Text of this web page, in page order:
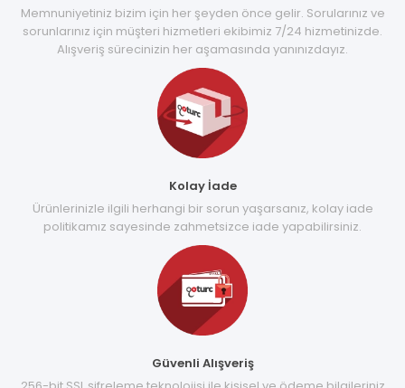
Memnuniyetiniz bizim için her şeyden önce gelir. Sorularınız ve
sorunlarınız için müşteri hizmetleri ekibimiz 7/24 hizmetinizde.
Alışveriş sürecinizin her aşamasında yanınızdayız.
Kolay İade
Ürünlerinizle ilgili herhangi bir sorun yaşarsanız, kolay iade
politikamız sayesinde zahmetsizce iade yapabilirsiniz.
Güvenli Alışveriş